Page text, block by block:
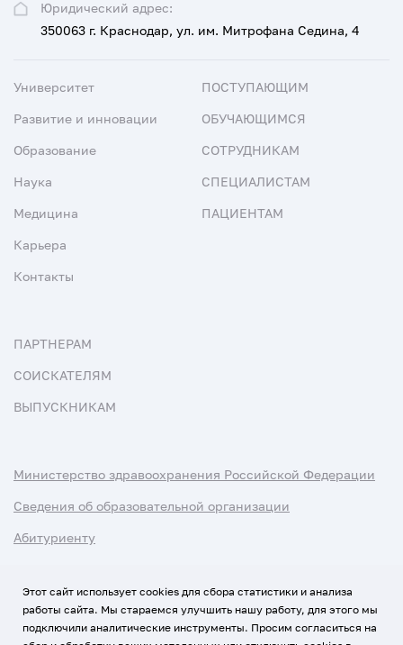
Юридический адрес:
350063 г. Краснодар, ул. им. Митрофана Седина, 4
Университет
Развитие и инновации
Образование
Наука
Медицина
Карьера
Контакты
ПОСТУПАЮЩИМ
ОБУЧАЮЩИМСЯ
СОТРУДНИКАМ
СПЕЦИАЛИСТАМ
ПАЦИЕНТАМ
ПАРТНЕРАМ
СОИСКАТЕЛЯМ
ВЫПУСКНИКАМ
Министерство здравоохранения Российской Федерации
Сведения об образовательной организации
Абитуриенту
Этот сайт использует cookies для сбора статистики и анализа
работы сайта. Мы стараемся улучшить нашу работу, для этого мы
подключили аналитические инструменты. Просим согласиться на